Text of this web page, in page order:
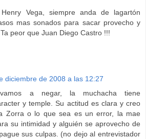
Vega, siempre anda de lagartón
mas sonados para sacar provecho y
peor que Juan Diego Castro !!!
diciembre de 2008 a las 12:27
a negar, la muchacha tiene
y temple. Su actitud es clara y creo
Zorra o lo que sea es un error, la mae
su intimidad y alguién se aprovecho de
sus culpas. (no dejo al entrevistador